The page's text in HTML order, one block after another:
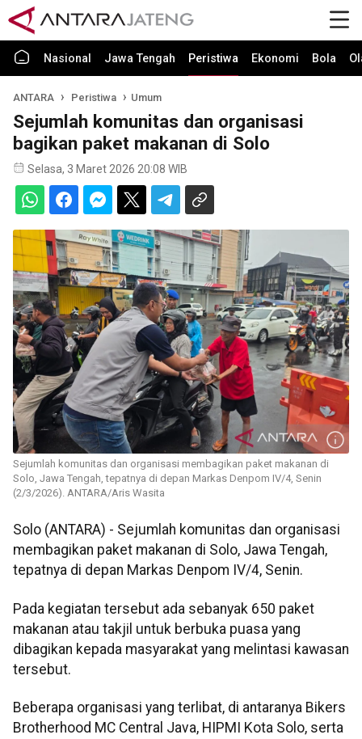
Nasional Jawa Tengah Peristiwa Ekonomi Bola
ANTARA Peristiwa Umum
Sejumlah komunitas dan organisasi
bagikan paket makanan di Solo
Selasa, 3 Maret 2026 20:08 WIB
Sejumlah komunitas dan organisasi membagikan paket makanan di
Solo, Jawa Tengah, tepatnya di depan Markas Denpom IV/4, Senin
(2/3/2026). ANTARA/Aris Wasita
Solo (ANTARA) - Sejumlah komunitas dan organisasi
membagikan paket makanan di Solo, Jawa Tengah,
tepatnya di depan Markas Denpom IV/4, Senin.
Pada kegiatan tersebut ada sebanyak 650 paket
makanan atau takjil untuk berbuka puasa yang
dibagikan kepada masyarakat yang melintasi kawasan
tersebut.
Beberapa organisasi yang terlibat, di antaranya Bikers
Brotherhood MC Central Java, HIPMI Kota Solo, serta